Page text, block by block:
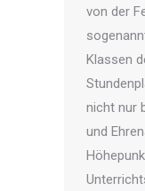
von der
Klassen
nicht nur
und